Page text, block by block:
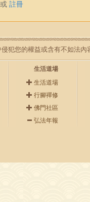
或 註冊
犯您的權益或含有不如法內
生活道場
生活道場
行腳禪修
佛門社區
弘法年報